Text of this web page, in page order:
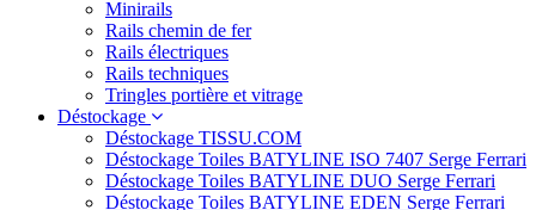
Minirails
Rails chemin de fer
Rails électriques
Rails techniques
Tringles portière et vitrage
Déstockage
Déstockage TISSU.COM
Déstockage Toiles BATYLINE ISO 7407 Serge Ferrari
Déstockage Toiles BATYLINE DUO Serge Ferrari
Déstockage Toiles BATYLINE EDEN Serge Ferrari